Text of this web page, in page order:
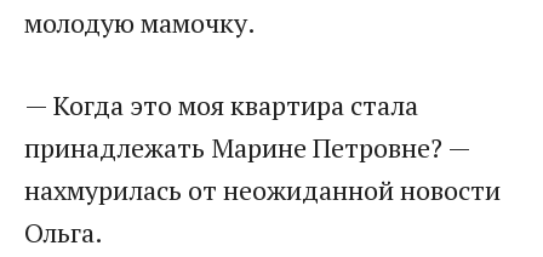
молодую мамочку.
— Когда это моя квартира стала
принадлежать Марине Петровне? —
нахмурилась от неожиданной новости
Ольга.